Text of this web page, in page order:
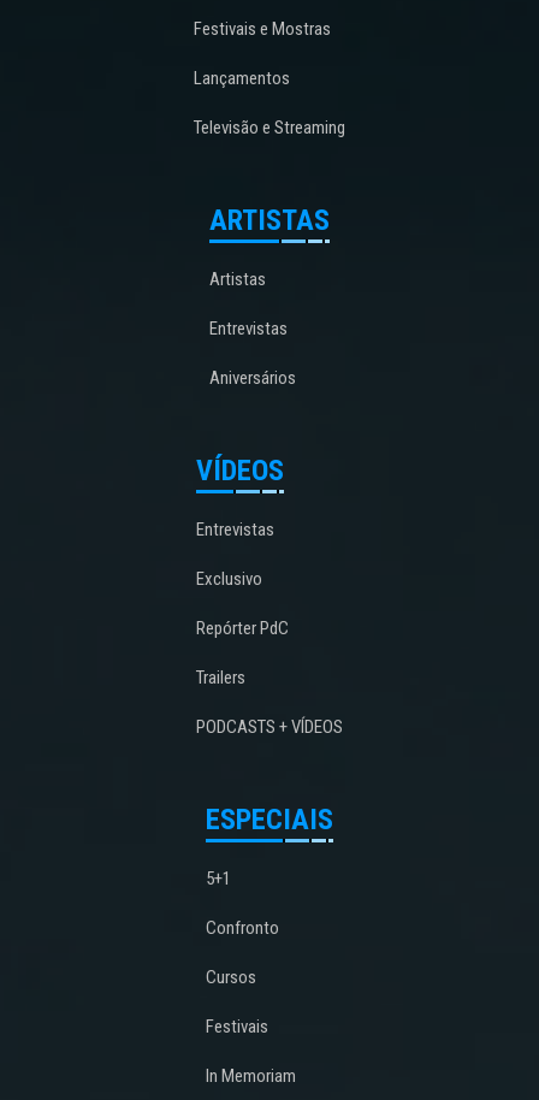
Festivais e Mostras
Lançamentos
Televisão e Streaming
ARTISTAS
Artistas
Entrevistas
Aniversários
VÍDEOS
Entrevistas
Exclusivo
Repórter PdC
Trailers
PODCASTS + VÍDEOS
ESPECIAIS
5+1
Confronto
Cursos
Festivais
In Memoriam